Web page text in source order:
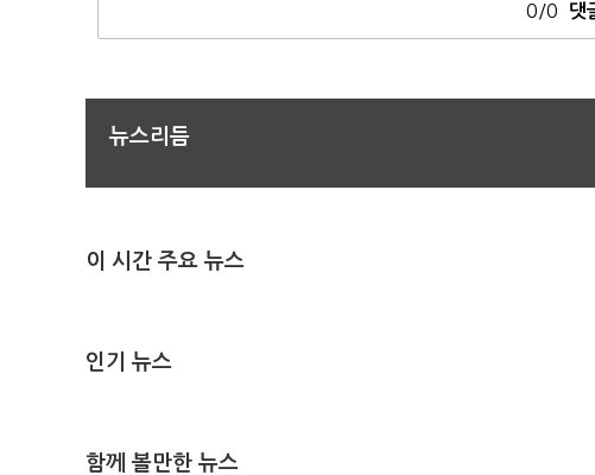
0/0 댓
뉴스리듬
이 시간 주요 뉴스
인기 뉴스
함께 볼만한 뉴스